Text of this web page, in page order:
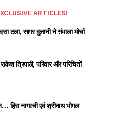
ARTICLES!
टला, सागर दुलानी ने संभाला मोर्चा
त्रिपाठी, परिवार और परिचितों
हिरा नागरची एवं श्रीनाथ भोगल